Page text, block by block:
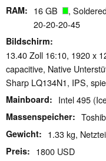
RAM 16 GB
,
20-20-20-45
Bildschirm
13.40 Zoll 16:10, 1920 x
capacitive, Native
Sharp LQ134N1, IPS,
Mainboard Intel 495
Massenspeicher
Gewicht 1.33 kg,
Preis 1800 USD